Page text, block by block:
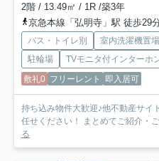
2階 / 13.49㎡ / 1R /築3年
京急本線「弘明寺」駅 徒歩29
バス・トイレ別 室内洗濯機置場
駐輪場
TVモニタ付インターホ
敷礼0 フリーレント 即入居可
持ち込み物件大歓迎♪他不動産サイ
任せください！ まとめてご紹介・
る